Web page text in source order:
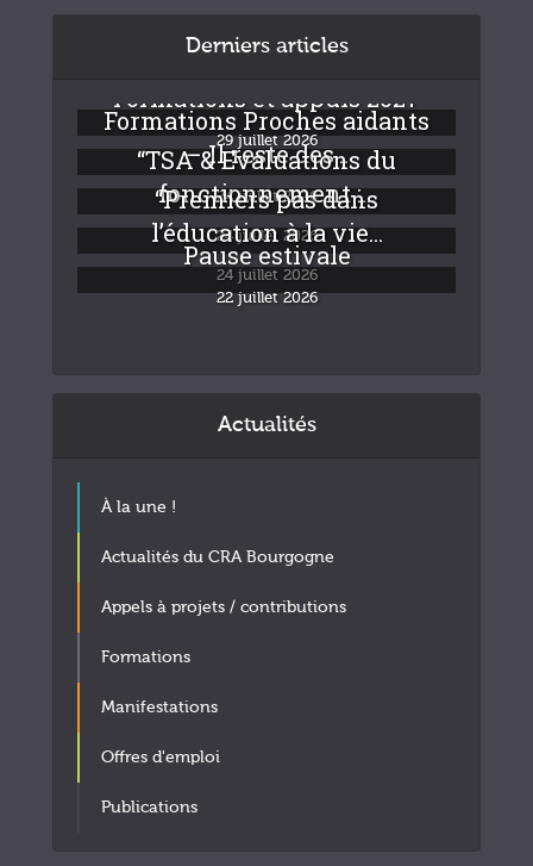
Derniers articles
Formations et appuis 2027
29 juillet 2026
Formations Proches aidants
– Il reste des...
24 juillet 2026
“TSA & Evaluations du
fonctionnement :...
24 juillet 2026
“Premiers pas dans
l’éducation à la vie...
24 juillet 2026
Pause estivale
22 juillet 2026
Actualités
À la une !
Actualités du CRA Bourgogne
Appels à projets / contributions
Formations
Manifestations
Offres d'emploi
Publications